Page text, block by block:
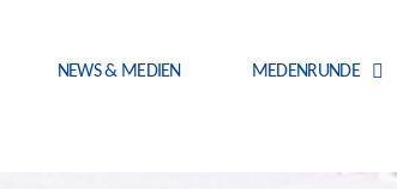
NEWS & MEDIEN MEDENRUNDE